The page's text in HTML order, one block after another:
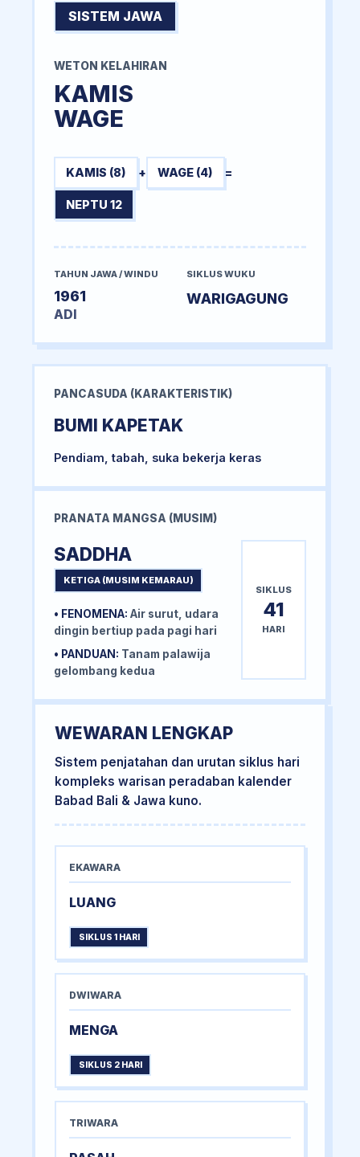
SISTEM JAWA
WETON KELAHIRAN
KAMIS
WAGE
KAMIS (8) + WAGE (4) =
NEPTU 12
TAHUN JAWA / WINDU
1961
ADI
SIKLUS WUKU
WARIGAGUNG
PANCASUDA (KARAKTERISTIK)
BUMI KAPETAK
Pendiam, tabah, suka bekerja keras
PRANATA MANGSA (MUSIM)
SADDHA
KETIGA (MUSIM KEMARAU)
• FENOMENA: Air surut, udara
dingin bertiup pada pagi hari
• PANDUAN: Tanam palawija
gelombang kedua
SIKLUS
41
HARI
WEWARAN LENGKAP
Sistem penjatahan dan urutan siklus hari
kompleks warisan peradaban kalender
Babad Bali & Jawa kuno.
EKAWARA
LUANG
SIKLUS 1 HARI
DWIWARA
MENGA
SIKLUS 2 HARI
TRIWARA